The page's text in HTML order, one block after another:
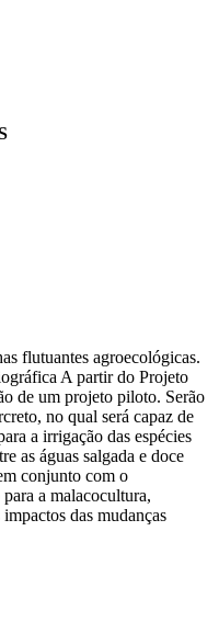
flutuantes agroecológicas.
A partir do Projeto
de um projeto piloto. Serão
no qual será capaz de
a irrigação das espécies
as águas salgada e doce
conjunto com o
a malacocultura,
das mudanças